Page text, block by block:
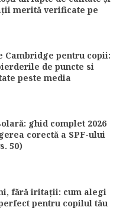
merită verificate pe
Cambridge pentru copii:
de puncte si
peste media
ghid complet 2026
corectă a SPF-ului
50)
fără iritații: cum alegi
pentru copilul tău